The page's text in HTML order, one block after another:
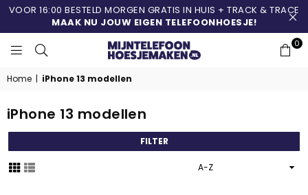
VOOR 16:00 BESTELD MORGEN GRATIS IN HUIS + TRACK & TRACE
MAAK NU JOUW EIGEN TELEFOONHOESJE!
0
Home | iPhone 13 modellen
iPhone 13 modellen
FILTER
Sorteer